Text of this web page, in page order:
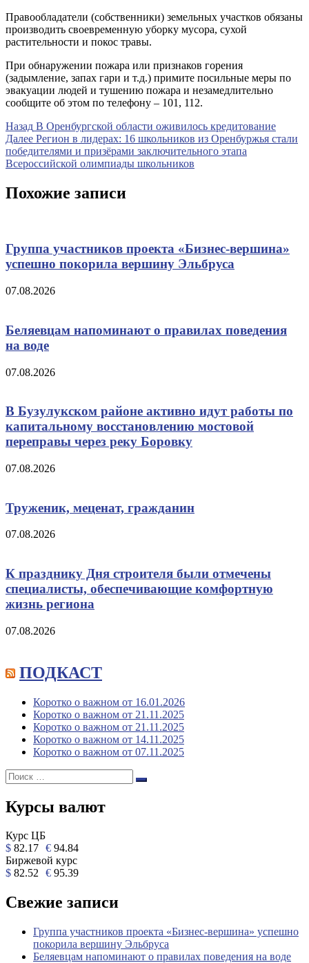
Правообладатели (собственники) земельных участков обязаны
производить своевременную уборку мусора, сухой
растительности и покос травы.
При обнаружении пожара или признаков горения
(задымление, запах гари и т.д.) примите посильные меры по
эвакуации людей и тушению пожара и незамедлительно
сообщите об этом по телефону – 101, 112.
Навигация
по
записям
Назад Предыдущая
запись
В Оренбургской области оживилось кредитование
Далее Следующая
запись
Регион в лидерах: 16 школьников из Оренбуржья стали
победителями и призёрами заключительного этапа
Всероссийской олимпиады школьников
Похожие записи
Группа участников проекта «Бизнес‑вершина»
успешно покорила вершину Эльбруса
07.08.2026
Беляевцам напоминают о правилах поведения
на воде
07.08.2026
В Бузулукском районе активно идут работы по
капитальному восстановлению мостовой
переправы через реку Боровку
07.08.2026
Труженик, меценат, гражданин
07.08.2026
К празднику Дня строителя были отмечены
специалисты, обеспечивающие комфортную
жизнь региона
07.08.2026
ПОДКАСТ
Коротко о важном от 16.01.2026
Коротко о важном от 21.11.2025
Коротко о важном от 21.11.2025
Коротко о важном от 14.11.2025
Коротко о важном от 07.11.2025
Поиск:
Поиск
Курсы валют
Курс ЦБ
$ 82.17 € 94.84
Биржевой курс
$ 82.52 € 95.39
Свежие записи
Группа участников проекта «Бизнес‑вершина» успешно
покорила вершину Эльбруса
Беляевцам напоминают о правилах поведения на воде